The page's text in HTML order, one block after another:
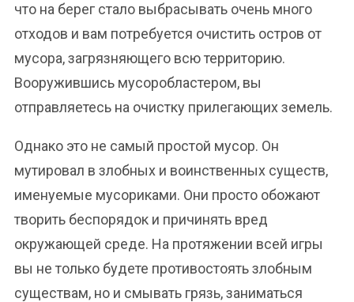
что на берег стало выбрасывать очень много
отходов и вам потребуется очистить остров от
мусора, загрязняющего всю территорию.
Вооружившись мусоробластером, вы
отправляетесь на очистку прилегающих земель.
Однако это не самый простой мусор. Он
мутировал в злобных и воинственных существ,
именуемые мусориками. Они просто обожают
творить беспорядок и причинять вред
окружающей среде. На протяжении всей игры
вы не только будете противостоять злобным
существам, но и смывать грязь, заниматься